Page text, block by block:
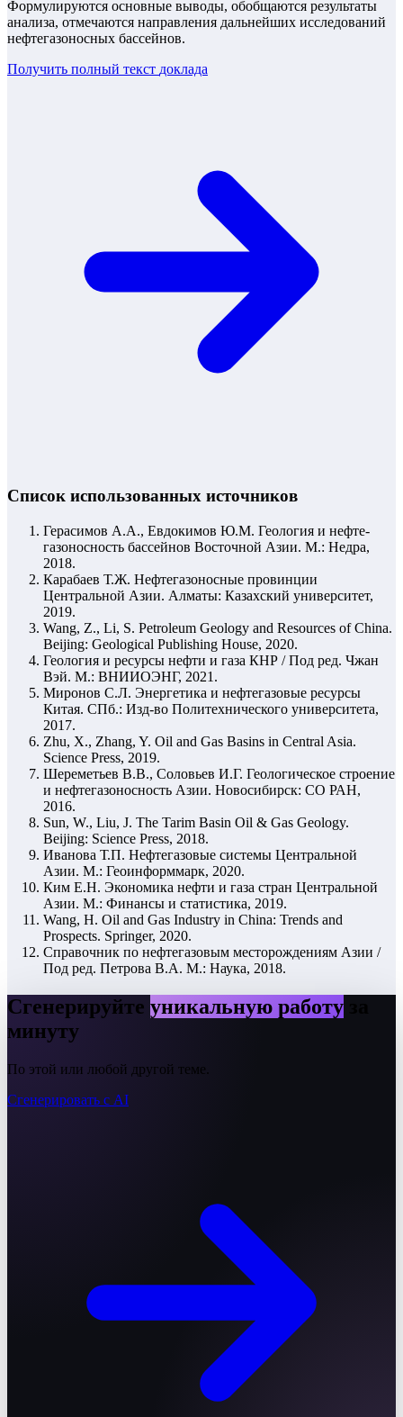
Формулируются основные выводы, обобщаются результаты
анализа, отмечаются направления дальнейших исследований
нефтегазоносных бассейнов.
Получить полный текст доклада
Список использованных источников
Герасимов А.А., Евдокимов Ю.М. Геология и нефте-
газоносность бассейнов Восточной Азии. М.: Недра,
2018.
Карабаев Т.Ж. Нефтегазоносные провинции
Центральной Азии. Алматы: Казахский университет,
2019.
Wang, Z., Li, S. Petroleum Geology and Resources of China.
Beijing: Geological Publishing House, 2020.
Геология и ресурсы нефти и газа КНР / Под ред. Чжан
Вэй. М.: ВНИИОЭНГ, 2021.
Миронов С.Л. Энергетика и нефтегазовые ресурсы
Китая. СПб.: Изд-во Политехнического университета,
2017.
Zhu, X., Zhang, Y. Oil and Gas Basins in Central Asia.
Science Press, 2019.
Шереметьев В.В., Соловьев И.Г. Геологическое строение
и нефтегазоносность Азии. Новосибирск: СО РАН,
2016.
Sun, W., Liu, J. The Tarim Basin Oil & Gas Geology.
Beijing: Science Press, 2018.
Иванова Т.П. Нефтегазовые системы Центральной
Азии. М.: Геоинформмарк, 2020.
Ким Е.Н. Экономика нефти и газа стран Центральной
Азии. М.: Финансы и статистика, 2019.
Wang, H. Oil and Gas Industry in China: Trends and
Prospects. Springer, 2020.
Справочник по нефтегазовым месторождениям Азии /
Под ред. Петрова В.А. М.: Наука, 2018.
Сгенерируйте уникальную работу
минуту
По этой или любой другой теме.
Сгенерировать с AI